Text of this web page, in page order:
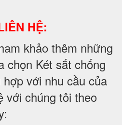
HỆ:
khảo thêm những
chọn Két sắt chống
với nhu cầu của
với chúng tôi theo